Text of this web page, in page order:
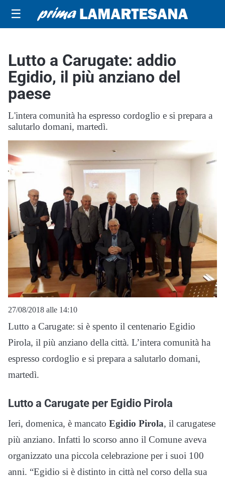
☰
Lutto a Carugate: addio
Egidio, il più anziano del
paese
L'intera comunità ha espresso cordoglio e si prepara a
salutarlo domani, martedì.
27/08/2018 alle 14:10
Lutto a Carugate: si è spento il centenario Egidio
Pirola, il più anziano della città. L’intera comunità ha
espresso cordoglio e si prepara a salutarlo domani,
martedì.
Lutto a Carugate per Egidio Pirola
Ieri, domenica, è mancato Egidio Pirola, il carugatese
più anziano. Infatti lo scorso anno il Comune aveva
organizzato una piccola celebrazione per i suoi 100
anni. “Egidio si è distinto in città nel corso della sua